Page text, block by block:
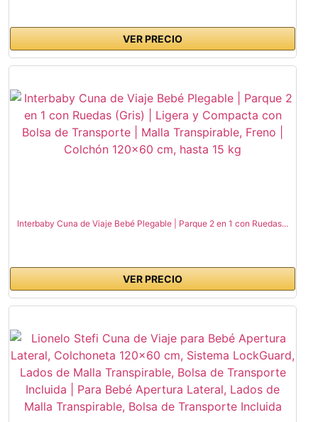
VER PRECIO
Interbaby Cuna de Viaje Bebé Plegable | Parque 2 en 1 con Ruedas...
VER PRECIO